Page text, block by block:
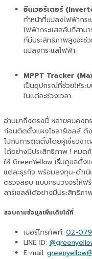
อินเวอร์เตอร์
ทำหน้าที่แปลงไฟฟ้ากร
ไฟฟ้ากระแสสลับที่สามา
ที่มีประสิทธิภาพสูงจะช่
แปลงกระแสไฟฟ้า.
MPPT Tracker
เป็นอุปกรณ์ที่ช่วยให้ระ
ในแต่ละช่วงเวลา.
อ่านมาถึงตรงนี้ หลายคนคงท
ก่อนติดตั้งแผงโซลาร์เซลล์
ไปกับการติดตั้งโดยผู้เชี่ยวชาญ
ได้อย่างมีประสิทธิภาพ ! หมดกั
ให้ GreenYellow เริ่มดูแลตั้
แต่ละธุรกิจ พร้อมลงทุน-ดำเ
ตรวจสอบ แบบครบวงจรให้ฟ
ลาร์เซลล์ได้อย่างมีประสิทธิภา
สอบถามข้อมูลเพิ่มเติมได้ที่
เบอร์โทรศัพท์: 02-
LINE ID:
E-mail: